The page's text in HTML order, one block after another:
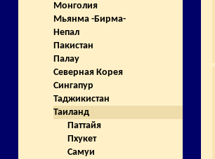
Монголия
Мьянма -Бирма-
Непал
Пакистан
Палау
Северная Корея
Сингапур
Таджикистан
Таиланд
Паттайя
Пхукет
Самуи